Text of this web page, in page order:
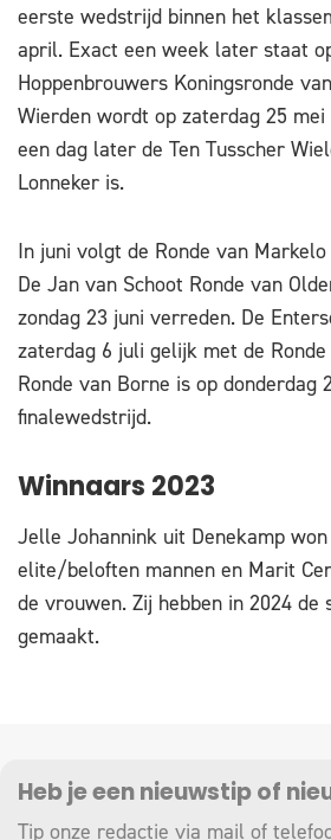
eerste wedstrijd binnen het
april. Exact een week later staat
Hoppenbrouwers Koningsronde
Wierden wordt op zaterdag 25
een dag later de Ten Tusscher
Lonneker is.
In juni volgt de Ronde van
De Jan van Schoot Ronde van
zondag 23 juni verreden. De
zaterdag 6 juli gelijk met de Ronde
Ronde van Borne is op donderdag
finalewedstrijd.
Winnaars 2023
Jelle Johannink uit Denekamp
elite/beloften mannen en Marit
de vrouwen. Zij hebben in 2024 de
gemaakt.
Heb je een nieuwstip of
Tip onze redactie via mail of